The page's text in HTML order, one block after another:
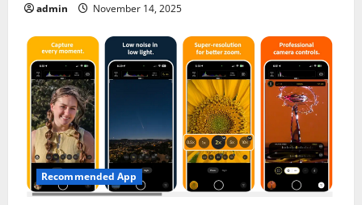
admin November 14, 2025
Recommended App